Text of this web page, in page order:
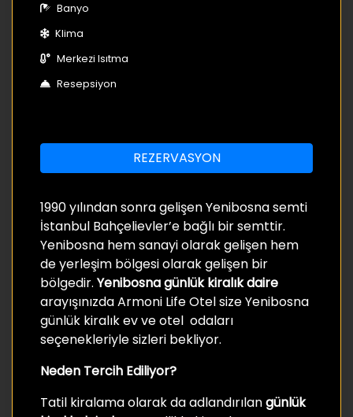
Banyo
Klima
Merkezi Isıtma
Resepsiyon
REZERVASYON
1990 yılından sonra gelişen Yenibosna semti
İstanbul Bahçelievler’e bağlı bir semttir.
Yenibosna hem sanayi olarak gelişen hem
de yerleşim bölgesi olarak gelişen bir
bölgedir. Yenibosna günlük kiralık daire
arayışınızda Armoni Life Otel size Yenibosna
günlük kiralık ev ve otel odaları
seçenekleriyle sizleri bekliyor.
Neden Tercih Ediliyor?
Tatil kiralama olarak da adlandırılangünlük